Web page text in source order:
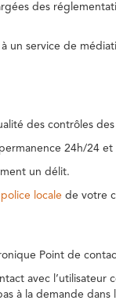
des
un service de
des contrôles
24h/24 et
un délit.
police locale de votre
Point de
avec
à la demande dans